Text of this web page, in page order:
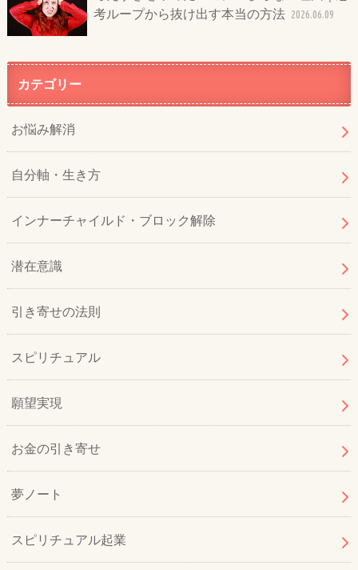
考ループから抜け出す本当の方法 2026.06.09
カテゴリー
お悩み解消
自分軸・生き方
インナーチャイルド・ブロック解除
潜在意識
引き寄せの法則
スピリチュアル
願望実現
お金の引き寄せ
夢ノート
スピリチュアル起業